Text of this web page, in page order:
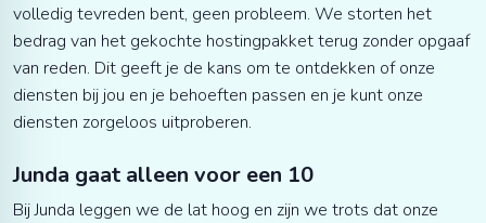
volledig tevreden bent, geen probleem. We storten het
bedrag van het gekochte hostingpakket terug zonder opgaaf
van reden. Dit geeft je de kans om te ontdekken of onze
diensten bij jou en je behoeften passen en je kunt onze
diensten zorgeloos uitproberen.
Junda gaat alleen voor een 10
Bij Junda leggen we de lat hoog en zijn we trots dat onze